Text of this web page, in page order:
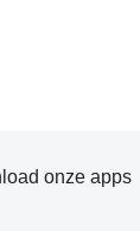
onze apps